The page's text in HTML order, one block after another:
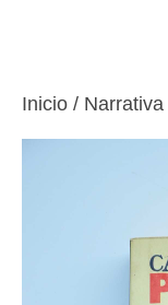
Inicio / Narrativa